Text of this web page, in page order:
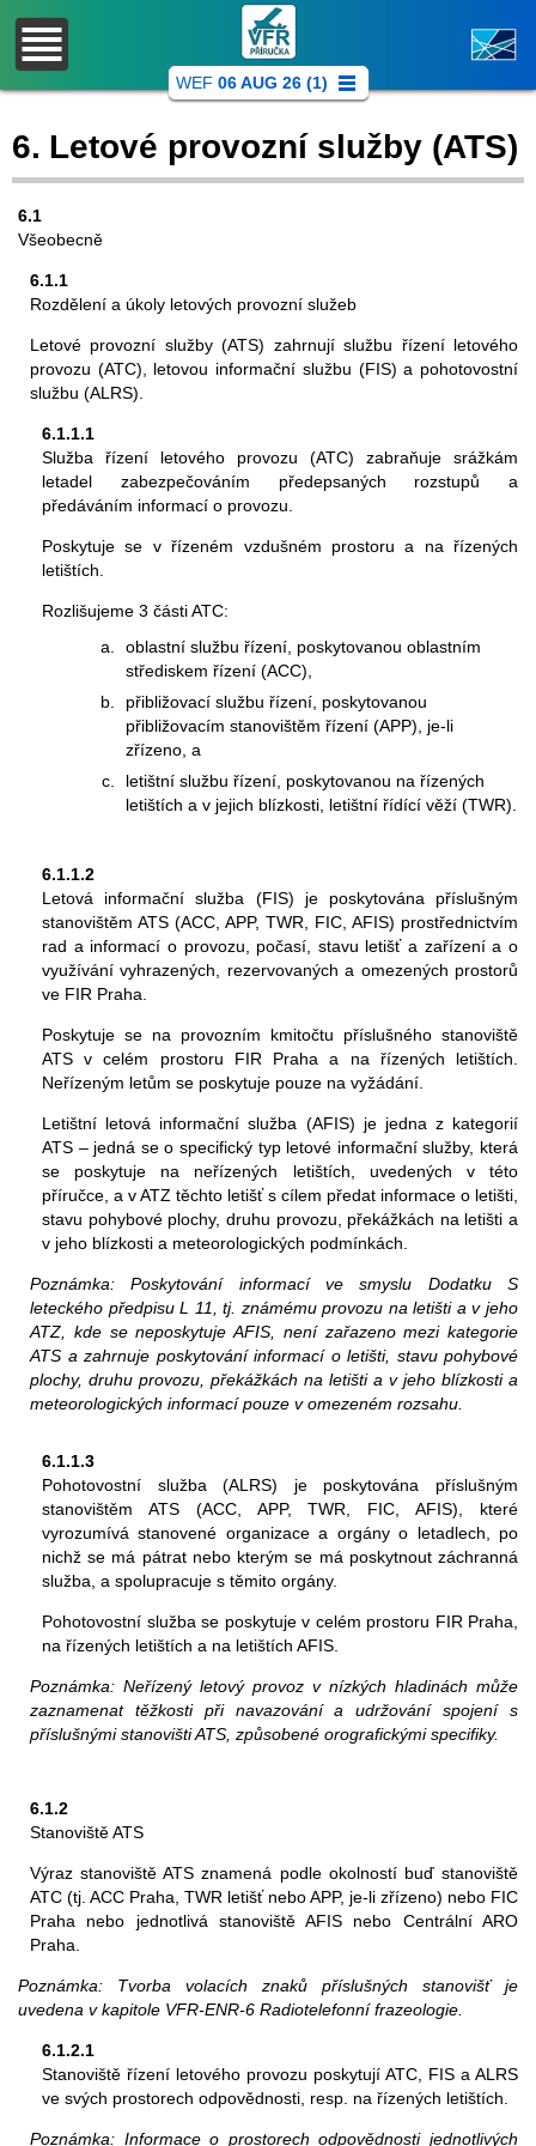
WEF 06 AUG 26 (1)
6. Letové provozní služby (ATS)
6.1
Všeobecně
6.1.1
Rozdělení a úkoly letových provozní služeb
Letové provozní služby (ATS) zahrnují službu řízení letového
provozu (ATC), letovou informační službu (FIS) a pohotovostní
službu (ALRS).
6.1.1.1
Služba řízení letového provozu (ATC) zabraňuje srážkám
letadel zabezpečováním předepsaných rozstupů a
předáváním informací o provozu.
Poskytuje se v řízeném vzdušném prostoru a na řízených
letištích.
Rozlišujeme 3 části ATC:
oblastní službu řízení, poskytovanou oblastním
střediskem řízení (ACC),
přibližovací službu řízení, poskytovanou
přibližovacím stanovištěm řízení (APP), je-li
zřízeno, a
letištní službu řízení, poskytovanou na řízených
letištích a v jejich blízkosti, letištní řídící věží (TWR).
6.1.1.2
Letová informační služba (FIS) je poskytována příslušným
stanovištěm ATS (ACC, APP, TWR, FIC, AFIS) prostřednictvím
rad a informací o provozu, počasí, stavu letišť a zařízení a o
využívání vyhrazených, rezervovaných a omezených prostorů
ve FIR Praha.
Poskytuje se na provozním kmitočtu příslušného stanoviště
ATS v celém prostoru FIR Praha a na řízených letištích.
Neřízeným letům se poskytuje pouze na vyžádání.
Letištní letová informační služba (AFIS) je jedna z kategorií
ATS – jedná se o specifický typ letové informační služby, která
se poskytuje na neřízených letištích, uvedených v této
příručce, a v ATZ těchto letišť s cílem předat informace o letišti,
stavu pohybové plochy, druhu provozu, překážkách na letišti a
v jeho blízkosti a meteorologických podmínkách.
Poznámka: Poskytování informací ve smyslu Dodatku S
leteckého předpisu L 11, tj. známému provozu na letišti a v jeho
ATZ, kde se neposkytuje AFIS, není zařazeno mezi kategorie
ATS a zahrnuje poskytování informací o letišti, stavu pohybové
plochy, druhu provozu, překážkách na letišti a v jeho blízkosti a
meteorologických informací pouze v omezeném rozsahu.
6.1.1.3
Pohotovostní služba (ALRS) je poskytována příslušným
stanovištěm ATS (ACC, APP, TWR, FIC, AFIS), které
vyrozumívá stanovené organizace a orgány o letadlech, po
nichž se má pátrat nebo kterým se má poskytnout záchranná
služba, a spolupracuje s těmito orgány.
Pohotovostní služba se poskytuje v celém prostoru FIR Praha,
na řízených letištích a na letištích AFIS.
Poznámka: Neřízený letový provoz v nízkých hladinách může
zaznamenat těžkosti při navazování a udržování spojení s
příslušnými stanovišti ATS, způsobené orografickými specifiky.
6.1.2
Stanoviště ATS
Výraz stanoviště ATS znamená podle okolností buď stanoviště
ATC (tj. ACC Praha, TWR letišť nebo APP, je-li zřízeno) nebo FIC
Praha nebo jednotlivá stanoviště AFIS nebo Centrální ARO
Praha.
Poznámka: Tvorba volacích znaků příslušných stanovišť je
uvedena v kapitole VFR-ENR-6 Radiotelefonní frazeologie.
6.1.2.1
Stanoviště řízení letového provozu poskytují ATC, FIS a ALRS
ve svých prostorech odpovědnosti, resp. na řízených letištích.
Poznámka: Informace o prostorech odpovědnosti jednotlivých